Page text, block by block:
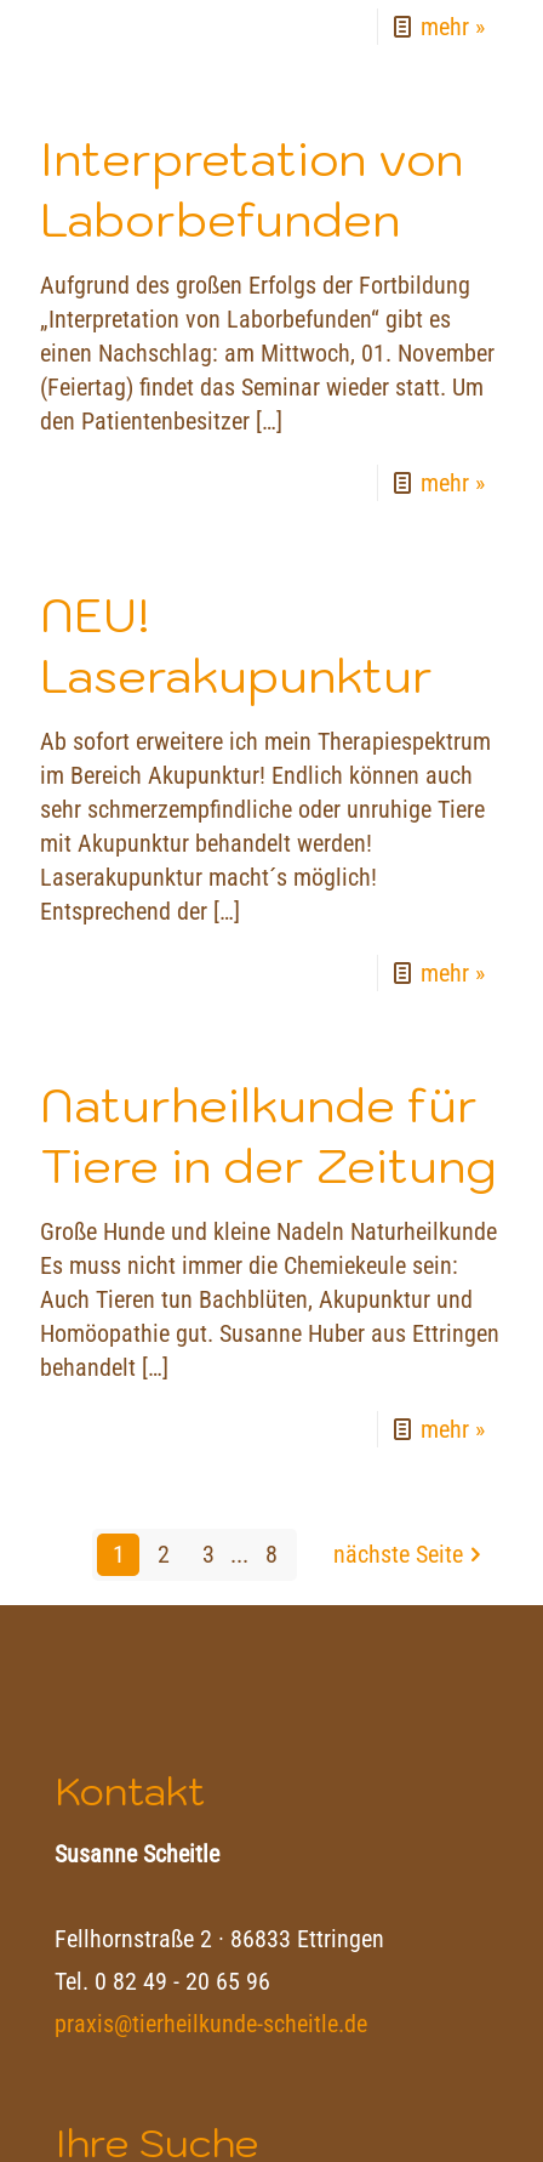
mehr »
Interpretation von
Laborbefunden
Aufgrund des großen Erfolgs der Fortbildung
„Interpretation von Laborbefunden“ gibt es
einen Nachschlag: am Mittwoch, 01. November
(Feiertag) findet das Seminar wieder statt. Um
den Patientenbesitzer […]
mehr »
NEU!
Laserakupunktur
Ab sofort erweitere ich mein Therapiespektrum
im Bereich Akupunktur! Endlich können auch
sehr schmerzempfindliche oder unruhige Tiere
mit Akupunktur behandelt werden!
Laserakupunktur macht´s möglich!
Entsprechend der […]
mehr »
Naturheilkunde für
Tiere in der Zeitung
Große Hunde und kleine Nadeln Naturheilkunde
Es muss nicht immer die Chemiekeule sein:
Auch Tieren tun Bachblüten, Akupunktur und
Homöopathie gut. Susanne Huber aus Ettringen
behandelt […]
mehr »
1 2 3 ... 8 nächste Seite
Kontakt
Susanne Scheitle
Fellhornstraße 2 · 86833 Ettringen
Tel. 0 82 49 - 20 65 96
praxis@tierheilkunde-scheitle.de
Ihre Suche